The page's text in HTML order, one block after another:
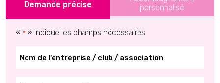
Demande précise
personnalisé
« * » indique les champs nécessaires